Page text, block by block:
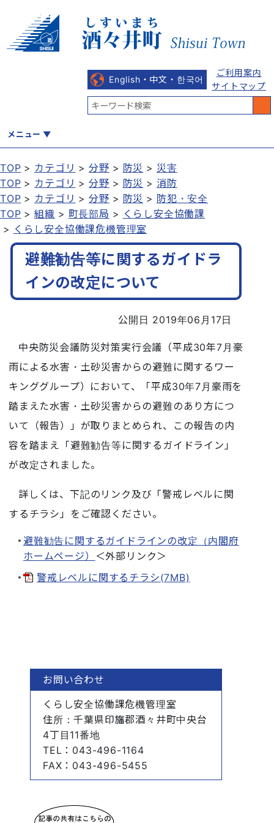
English・中文・한국어
ご利用案内
サイトマップ
メニュー
くらし 健康・福祉 教育・文化 観光・魅力
行政 まちづくり 防災
TOP カテゴリ 分野 防災
災害
TOP
カテゴリ 分野 防災
消防
TOP
カテゴリ 分野 防災
防犯・安全
TOP
組織 町長部局
くらし安全協働課
くらし安全協働課危機管理室
避難勧告等に関するガイドラ
インの改定について
公開日 2019年06月17日
中央防災会議防災対策実行会議（平成30年7月豪
雨による水害・土砂災害からの避難に関するワー
キンググループ）において、「平成30年7月豪雨を
踏まえた水害・土砂災害からの避難のあり方につ
いて（報告）」が取りまとめられ、この報告の内
容を踏まえ「避難勧告等に関するガイドライン」
が改定されました。
詳しくは、下記のリンク及び「警戒レベルに関
するチラシ」をご確認ください。
避難勧告に関するガイドラインの改定（内閣府
ホームページ）
＜外部リンク＞
警戒レベルに関するチラシ(7MB)
お問い合わせ
くらし安全協働課危機管理室
住所 ：千葉県印旛郡酒々井町中央台
4丁目11番地
TEL ：043-496-1164
FAX ：043-496-5455